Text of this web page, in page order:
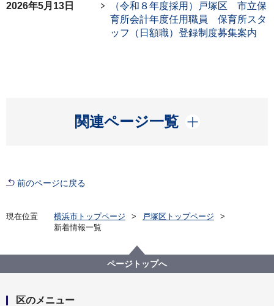
2026年5月13日
（令和８年度採用）戸塚区 市立保
育所会計年度任用職員 保育所スタ
ッフ（日額職）登録制度募集案内
関連ページ一覧
開く
前のページに戻る
現在位置 横浜市トップページ
戸塚区トップページ
新着情報一覧
ページトップへ
区のメニュー